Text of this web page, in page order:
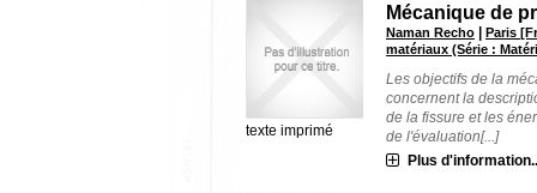
texte imprimé
Mécanique de
Naman Recho |Paris
matériaux (Série :
Les objectifs de la
concernent la
de la fissure et les
de l'évaluation[...]
Plus